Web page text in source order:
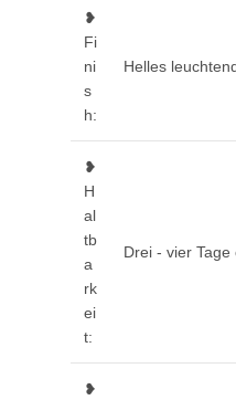
❥
Fi
ni
s
h:
Helles
❥
H
al
tb
a
rk
ei
t:
Drei - vier Tage
❥